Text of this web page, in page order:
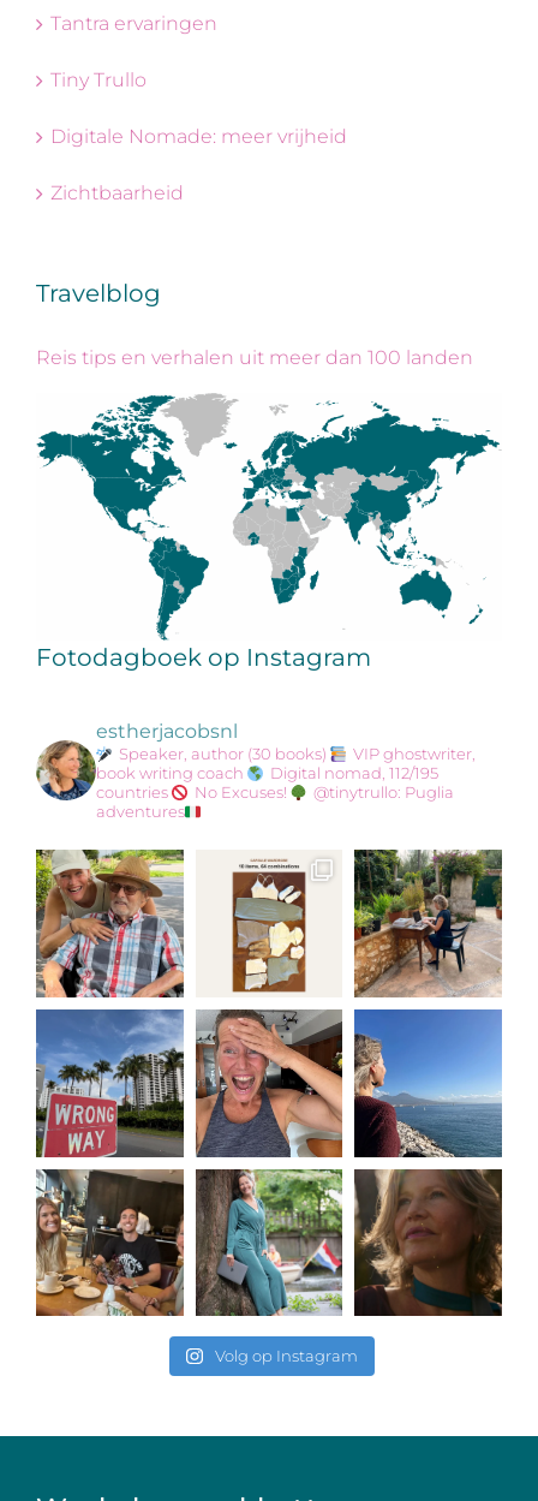
Tantra ervaringen
Tiny Trullo
Digitale Nomade: meer vrijheid
Zichtbaarheid
Travelblog
Reis tips en verhalen uit meer dan 100 landen
Fotodagboek op Instagram
estherjacobsnl
Speaker, author (30 books)
VIP ghostwriter,
book writing coach
Digital nomad, 112/195
countries
No Excuses!
@tinytrullo: Puglia
adventures
Volg op Instagram